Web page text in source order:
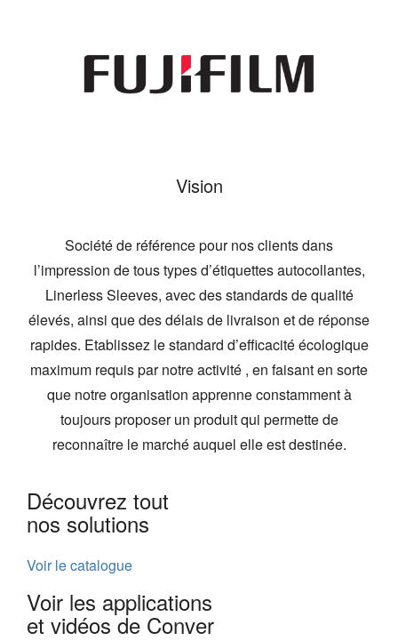
Vision
Société de référence pour nos clients dans
l’impression de tous types d’étiquettes autocollantes,
Linerless Sleeves, avec des standards de qualité
élevés, ainsi que des délais de livraison et de réponse
rapides. Etablissez le standard d’efficacité écologique
maximum requis par notre activité , en faisant en sorte
que notre organisation apprenne constamment à
toujours proposer un produit qui permette de
reconnaître le marché auquel elle est destinée.
Découvrez tout
nos solutions
Voir le catalogue
Voir les applications
et vidéos de Conver